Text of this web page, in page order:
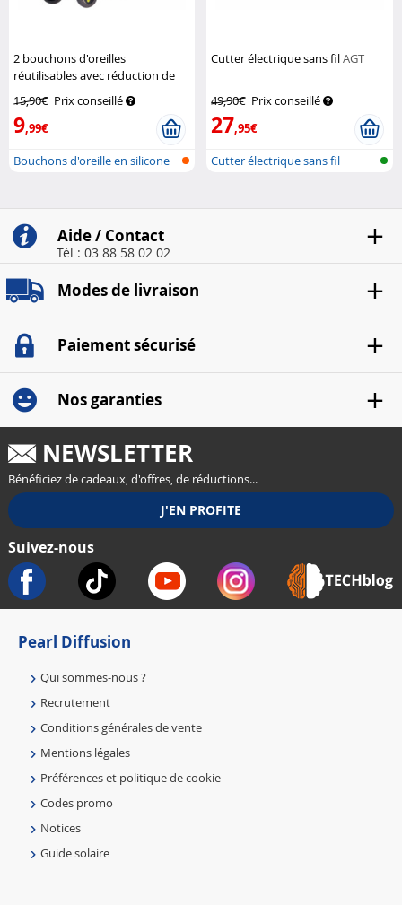
2 bouchons d'oreilles
réutilisables avec réduction de
Auvisio
15,90€ Prix conseillé
9,99€
Bouchons d'oreille en silicone
Cutter électrique sans filAGT
49,90€ Prix conseillé
27,95€
Cutter électrique sans fil
Aide / Contact
Tél : 03 88 58 02 02
Modes de livraison
Paiement sécurisé
Nos garanties
NEWSLETTER
Bénéficiez de cadeaux, d'offres, de réductions...
Suivez-nous
Pearl Diffusion
Qui sommes-nous ?
Recrutement
Conditions générales de vente
Mentions légales
Préférences et politique de cookie
Codes promo
Notices
Guide solaire